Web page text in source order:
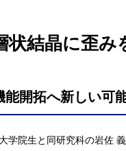
状結晶に歪
開拓へ新しい可
学院生と同研究科の岩佐